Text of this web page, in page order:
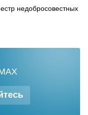
недобросовестных